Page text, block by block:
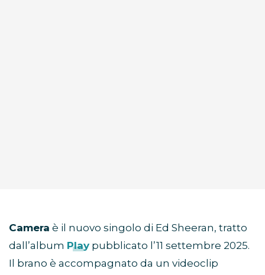
Camera è il nuovo singolo di Ed Sheeran, tratto
dall’album Play pubblicato l’11 settembre 2025.
Il brano è accompagnato da un videoclip